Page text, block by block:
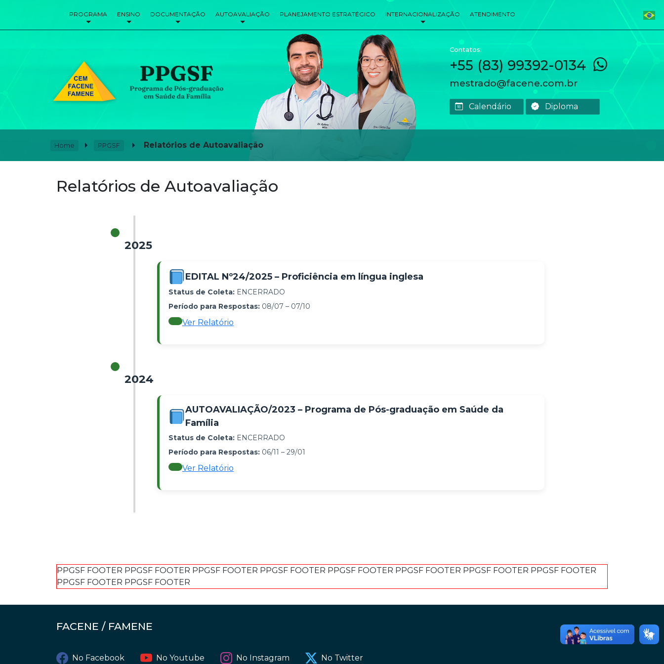
PROGRAMA ENSINO DOCUMENTAÇÃO AUTOAVALIAÇÃO PLANEJAMENTO ESTRATÉGICO INTERNACIONALIZAÇÃO ATENDIMENTO
Contatos:
+55 (83) 99392-0134
mestrado@facene.com.br
Calendário Diploma
Home PPGSF Relatórios de Autoavaliação
Relatórios de Autoavaliação
2025
EDITAL Nº24/2025 – Proficiência em língua inglesa
Status de Coleta: ENCERRADO
Período para Respostas: 08/07 – 07/10
Ver Relatório
2024
AUTOAVALIAÇÃO/2023 – Programa de Pós-graduação em Saúde da
Família
Status de Coleta: ENCERRADO
Período para Respostas: 06/11 – 29/01
Ver Relatório
PPGSF FOOTER PPGSF FOOTER PPGSF FOOTER PPGSF FOOTER PPGSF FOOTER PPGSF FOOTER PPGSF FOOTER PPGSF FOOTER
PPGSF FOOTER PPGSF FOOTER
FACENE / FAMENE
No Facebook No Youtube No Instagram No Twitter